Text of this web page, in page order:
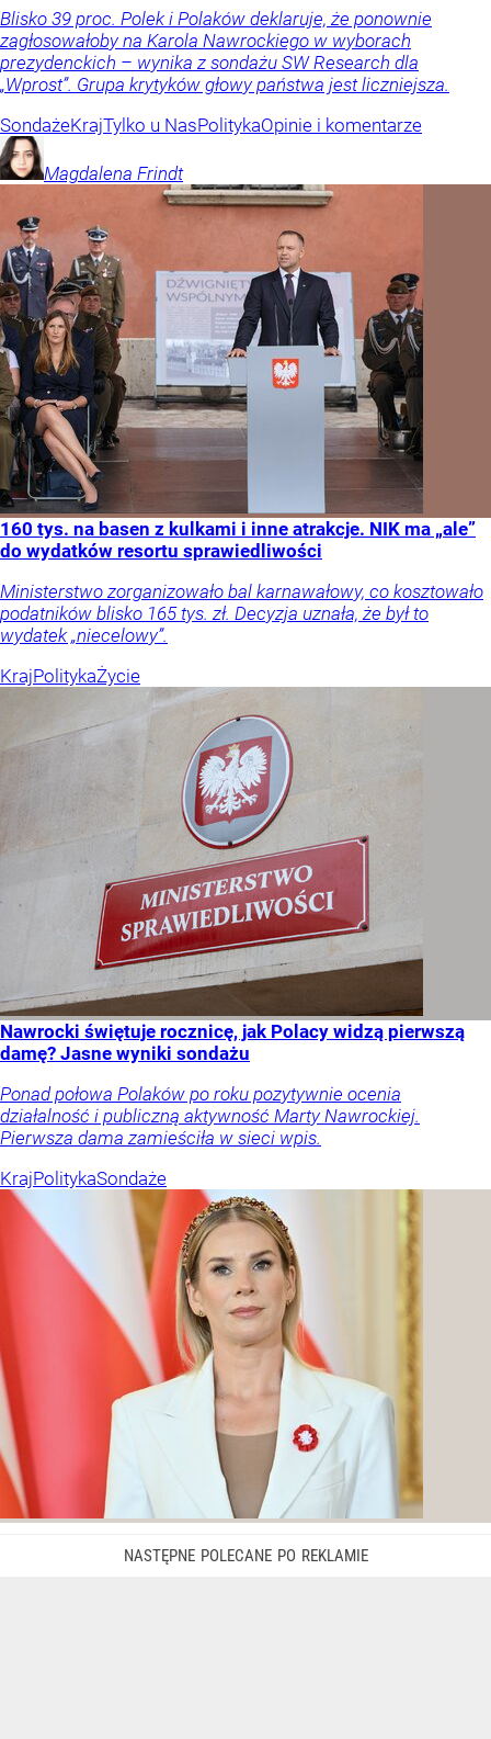
Blisko 39 proc. Polek i Polaków deklaruje, że ponownie
zagłosowałoby na Karola Nawrockiego w wyborach
prezydenckich – wynika z sondażu SW Research dla
„Wprost”. Grupa krytyków głowy państwa jest liczniejsza.
SondażeKrajTylko u NasPolitykaOpinie i komentarze
Magdalena Frindt
160 tys. na basen z kulkami i inne atrakcje. NIK ma „ale”
do wydatków resortu sprawiedliwości
Ministerstwo zorganizowało bal karnawałowy, co kosztowało
podatników blisko 165 tys. zł. Decyzja uznała, że był to
wydatek „niecelowy”.
KrajPolitykaŻycie
Nawrocki świętuje rocznicę, jak Polacy widzą pierwszą
damę? Jasne wyniki sondażu
Ponad połowa Polaków po roku pozytywnie ocenia
działalność i publiczną aktywność Marty Nawrockiej.
Pierwsza dama zamieściła w sieci wpis.
KrajPolitykaSondaże